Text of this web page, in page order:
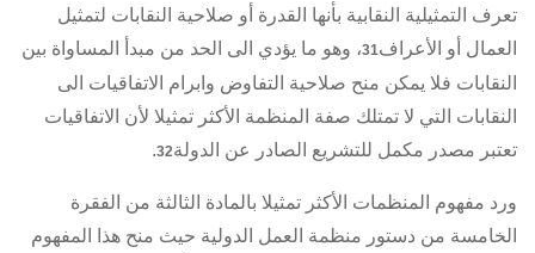
تعرف التمثيلية النقابية بأنها القدرة أو صلاحية النقابات لتمثيل
العمال أو الأعراف31، وهو ما يؤدي الى الحد من مبدأ المساواة بين
النقابات فلا يمكن منح صلاحية التفاوض وابرام الاتفاقيات الى
النقابات التي لا تمتلك صفة المنظمة الأكثر تمثيلا لأن الاتفاقيات
تعتبر مصدر مكمل للتشريع الصادر عن الدولة32
.
ورد مفهوم المنظمات الأكثر تمثيلا بالمادة الثالثة من الفقرة
الخامسة من دستور منظمة العمل الدولية حيث منح هذا المفهوم